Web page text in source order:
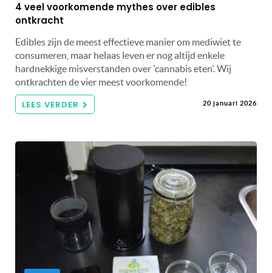
4 veel voorkomende mythes over edibles
ontkracht
Edibles zijn de meest effectieve manier om mediwiet te
consumeren, maar helaas leven er nog altijd enkele
hardnekkige misverstanden over 'cannabis eten'. Wij
ontkrachten de vier meest voorkomende!
LEES VERDER 20 januari 2026